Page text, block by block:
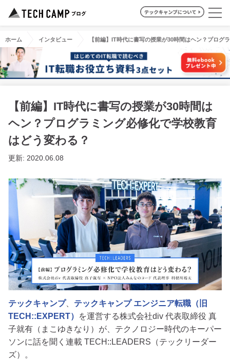
ホーム インタビュー 【前編】IT時代に書写の授業が30時間はヘン？プログ
【前編】IT時代に書写の授業が30時間は
ヘン？プログラミング必修化で学校教育
はどう変わる？
更新: 2020.06.08
テックキャンプ、 テックキャンプ エンジニア転職（旧
TECH::EXPERT）
を運営する株式会社div 代表取締役 真
子就有（まこゆきなり）が、テクノロジー時代のキーパー
ソンに話を聞く連載 TECH::LEADERS（テックリーダー
ズ）。